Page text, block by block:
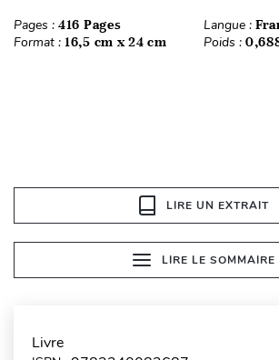
Pages : 416 Pages Langue :
Format : 16,5 cm x 24 cm Poids :
LIRE UN EXTRAIT
LIRE LE SOMMAIRE
Livre